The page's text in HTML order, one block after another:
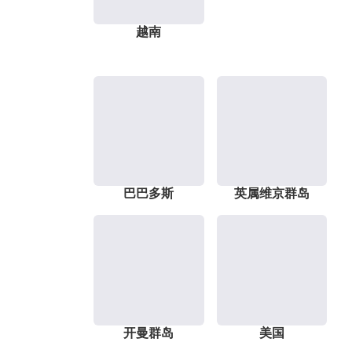
越南
巴巴多斯 英属维京群岛
开曼群岛 美国